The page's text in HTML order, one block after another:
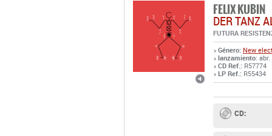
FELIX KUBIN
DER TANZ
FUTURA
Género: New
lanzamiento:
CD Ref.: R57774
LP Ref.: R55434
CD: